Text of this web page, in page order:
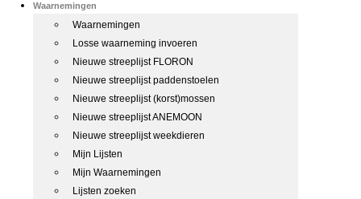
Waarnemingen
Waarnemingen
Losse waarneming invoeren
Nieuwe streeplijst FLORON
Nieuwe streeplijst paddenstoelen
Nieuwe streeplijst (korst)mossen
Nieuwe streeplijst ANEMOON
Nieuwe streeplijst weekdieren
Mijn Lijsten
Mijn Waarnemingen
Lijsten zoeken